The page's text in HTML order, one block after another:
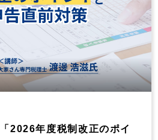
2026年度税制改正のポイ